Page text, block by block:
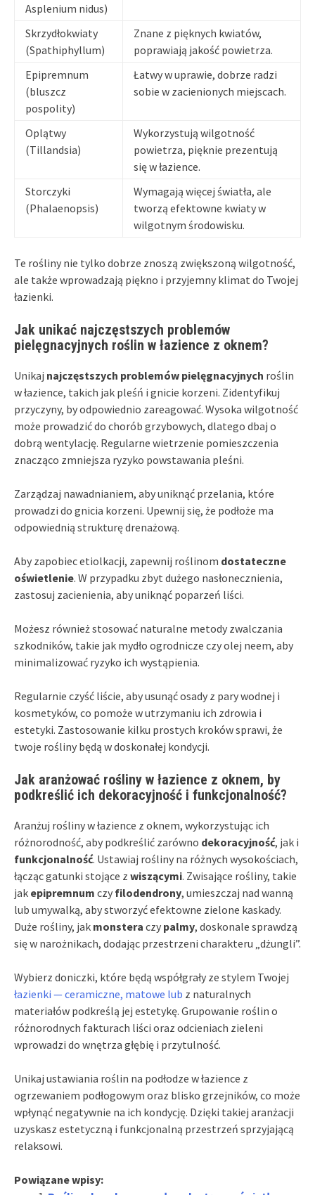
Asplenium nidus)
Skrzydłokwiaty
(Spathiphyllum)
Znane z pięknych kwiatów,
poprawiają jakość powietrza.
Epipremnum
(bluszcz
pospolity)
Łatwy w uprawie, dobrze radzi
sobie w zacienionych miejscach.
Oplątwy
(Tillandsia)
Wykorzystują wilgotność
powietrza, pięknie prezentują
się w łazience.
Storczyki
(Phalaenopsis)
Wymagają więcej światła, ale
tworzą efektowne kwiaty w
wilgotnym środowisku.
Te rośliny nie tylko dobrze znoszą zwiększoną wilgotność,
ale także wprowadzają piękno i przyjemny klimat do Twojej
łazienki.
Jak unikać najczęstszych problemów
pielęgnacyjnych roślin w łazience z oknem?
Unikaj najczęstszych problemów pielęgnacyjnych roślin
w łazience, takich jak pleśń i gnicie korzeni. Zidentyfikuj
przyczyny, by odpowiednio zareagować. Wysoka wilgotność
może prowadzić do chorób grzybowych, dlatego dbaj o
dobrą wentylację. Regularne wietrzenie pomieszczenia
znacząco zmniejsza ryzyko powstawania pleśni.
Zarządzaj nawadnianiem, aby uniknąć przelania, które
prowadzi do gnicia korzeni. Upewnij się, że podłoże ma
odpowiednią strukturę drenażową.
Aby zapobiec etiolkacji, zapewnij roślinom dostateczne
oświetlenie. W przypadku zbyt dużego nasłonecznienia,
zastosuj zacienienia, aby uniknąć poparzeń liści.
Możesz również stosować naturalne metody zwalczania
szkodników, takie jak mydło ogrodnicze czy olej neem, aby
minimalizować ryzyko ich wystąpienia.
Regularnie czyść liście, aby usunąć osady z pary wodnej i
kosmetyków, co pomoże w utrzymaniu ich zdrowia i
estetyki. Zastosowanie kilku prostych kroków sprawi, że
twoje rośliny będą w doskonałej kondycji.
Jak aranżować rośliny w łazience z oknem, by
podkreślić ich dekoracyjność i funkcjonalność?
Aranżuj rośliny w łazience z oknem, wykorzystując ich
różnorodność, aby podkreślić zarówno dekoracyjność, jak i
funkcjonalność. Ustawiaj rośliny na różnych wysokościach,
łącząc gatunki stojące z wiszącymi. Zwisające rośliny, takie
jak epipremnum czy filodendrony, umieszczaj nad wanną
lub umywalką, aby stworzyć efektowne zielone kaskady.
Duże rośliny, jak monstera czy palmy, doskonale sprawdzą
się w narożnikach, dodając przestrzeni charakteru „dżungli”.
Wybierz doniczki, które będą współgrały ze stylem Twojej
łazienki — ceramiczne, matowe lub z naturalnych
materiałów podkreślą jej estetykę. Grupowanie roślin o
różnorodnych fakturach liści oraz odcieniach zieleni
wprowadzi do wnętrza głębię i przytulność.
Unikaj ustawiania roślin na podłodze w łazience z
ogrzewaniem podłogowym oraz blisko grzejników, co może
wpłynąć negatywnie na ich kondycję. Dzięki takiej aranżacji
uzyskasz estetyczną i funkcjonalną przestrzeń sprzyjającą
relaksowi.
Powiązane wpisy: